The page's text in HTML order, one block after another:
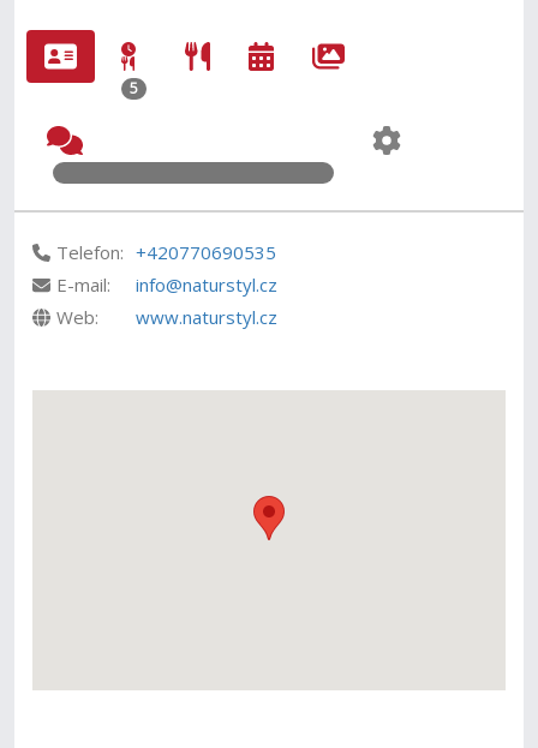
5
Telefon: +420770690535
E-mail:
info@naturstyl.cz
Web:
www.naturstyl.cz